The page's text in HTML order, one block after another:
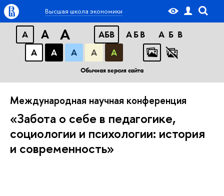
A A A АБВ АБВ
АБВ
А
А А А А
Обычная версия сайта
Высшая школа экономики
Международная научная конференция
«Забота о себе в педагогике,
социологии и психологии: история
и современность»